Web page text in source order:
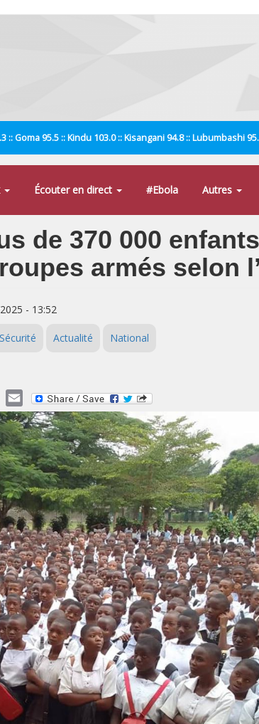
:: Goma 95.5 :: Kindu 103.0 :: Kisangani 94.8 :: Lubumbashi
Écouter en direct #Ebola Autres
de 370 000
armés selon
- 13:52
Sécurité Actualité National
Pinterest
Email